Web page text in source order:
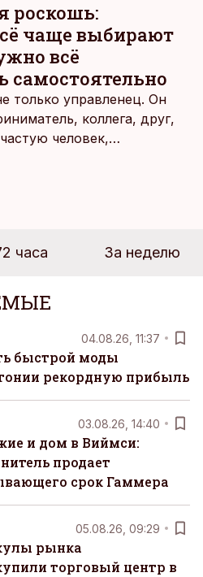
роскошь:
чаще выбирают
всё
самостоятельно
только управленец. Он
коллега, друг,
человек,
отдыха все чаще ждут не
просто быть здесь
все
и за все отвечать
часа За неделю
04.08.26, 11:37
быстрой моды
рекордную прибыль
03.08.26, 14:40
и дом в Виймси:
продает
срок Гаммера
05.08.26, 09:29
рынка
торговый центр в